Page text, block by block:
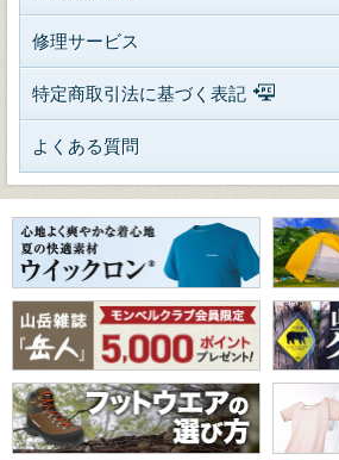
修理サービス
特定商取引法に基づく表記
よくある質問